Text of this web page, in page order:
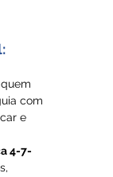
com
e
4-7-